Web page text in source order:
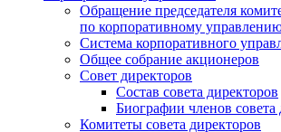
Обращение председателя
по корпоративному
Система корпоративного
Общее собрание акционеров
Совет директоров
Состав совета директоров
Биографии членов совета
Комитеты совета директоров